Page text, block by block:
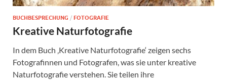
BUCHBESPRECHUNG / FOTOGRAFIE
Kreative Naturfotografie
In dem Buch ‚Kreative Naturfotografie‘ zeigen sechs
Fotografinnen und Fotografen, was sie unter kreative
Naturfotografie verstehen. Sie teilen ihre